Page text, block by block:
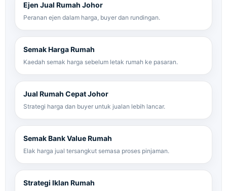
Ejen Jual Rumah Johor
Peranan ejen dalam harga, buyer dan rundingan.
Semak Harga Rumah
Kaedah semak harga sebelum letak rumah ke pasaran.
Jual Rumah Cepat Johor
Strategi harga dan buyer untuk jualan lebih lancar.
Semak Bank Value Rumah
Elak harga jual tersangkut semasa proses pinjaman.
Strategi Iklan Rumah